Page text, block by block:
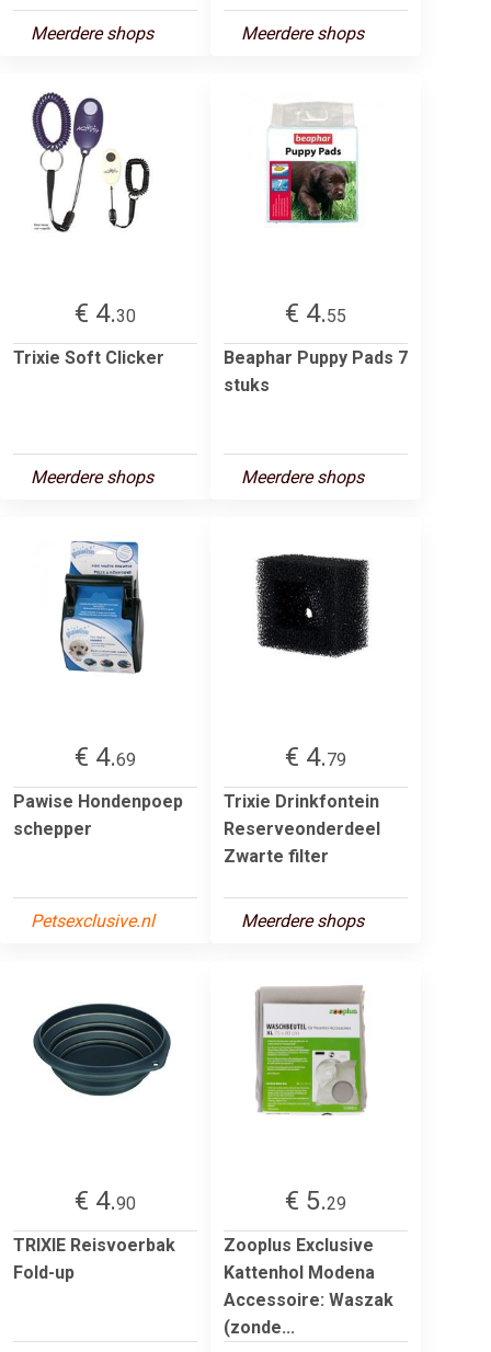
Meerdere shops Meerdere shops
€ 4.30
Trixie Soft Clicker
Meerdere shops
€ 4.55
Beaphar Puppy Pads 7
stuks
Meerdere shops
€ 4.69
Pawise Hondenpoep
schepper
Petsexclusive.nl
€ 4.79
Trixie Drinkfontein
Reserveonderdeel
Zwarte filter
Meerdere shops
€ 4.90
TRIXIE Reisvoerbak
Fold-up
€ 5.29
Zooplus Exclusive
Kattenhol Modena
Accessoire: Waszak
(zonde...